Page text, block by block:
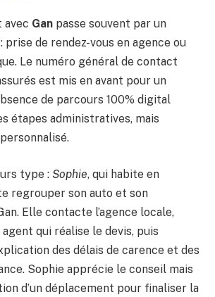
avec Gan passe souvent par un
prise de rendez-vous en agence ou
Le numéro général de contact
est mis en avant pour un
de parcours 100% digital
étapes administratives, mais
type : Sophie, qui habite en
regrouper son auto et son
Elle contacte l’agence locale,
qui réalise le devis, puis
des délais de carence et des
Sophie apprécie le conseil mais
d’un déplacement pour finaliser la